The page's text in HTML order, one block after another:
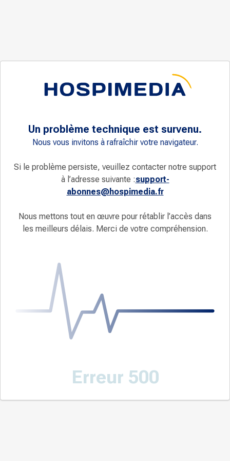
Un problème technique est survenu.
Nous vous invitons à rafraîchir votre navigateur.
Si le problème persiste, veuillez contacter notre support
à l’adresse suivante :support-
abonnes@hospimedia.fr
Nous mettons tout en œuvre pour rétablir l’accès dans
les meilleurs délais. Merci de votre compréhension.
Erreur 500